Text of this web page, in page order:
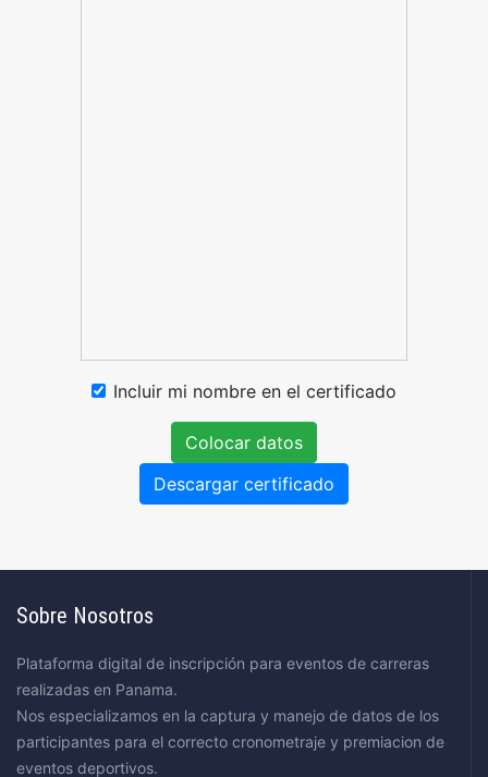
Incluir mi nombre en el certificado
Colocar datos
Descargar certificado
Sobre Nosotros
Plataforma digital de inscripción para eventos de carreras
realizadas en Panama.
Nos especializamos en la captura y manejo de datos de los
participantes para el correcto cronometraje y premiacion de
eventos deportivos.